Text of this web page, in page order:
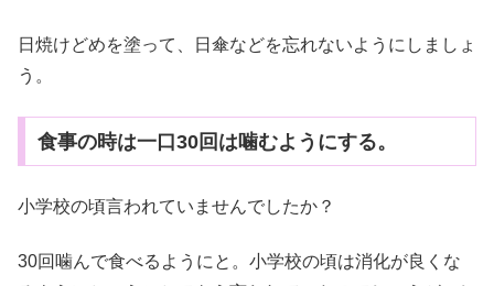
日焼けどめを塗って、日傘などを忘れないようにしましょ
う。
食事の時は一口30回は噛むようにする。
小学校の頃言われていませんでしたか？
30回噛んで食べるようにと。小学校の頃は消化が良くな